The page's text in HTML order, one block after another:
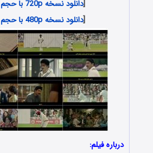
[دانلود نسخه 720p با حجم 1.52 گیگابایت
[دانلود نسخه 480p با حجم 1.07 گیگابایت
درباره فیلم: